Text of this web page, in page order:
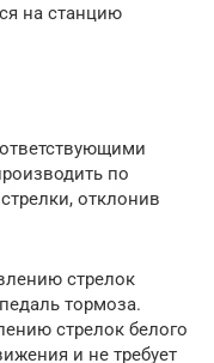
на станцию
по
отклонив
стрелок
тормоза.
стрелок белого
и не требует